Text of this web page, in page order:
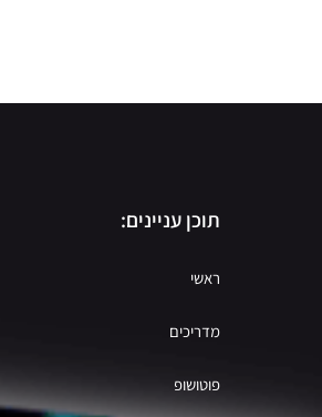
תוכן עניינים:
ראשי
מדריכים
פוטושופ